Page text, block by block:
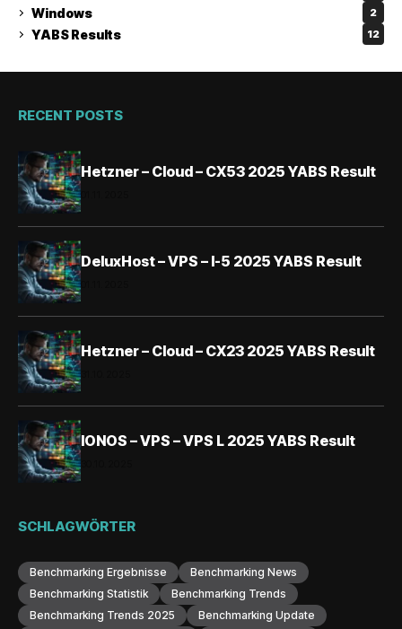
Windows 2
YABS Results 12
RECENT POSTS
Hetzner – Cloud – CX53 2025 YABS Result
DeluxHost – VPS – I-5 2025 YABS Result
Hetzner – Cloud – CX23 2025 YABS Result
IONOS – VPS – VPS L 2025 YABS Result
SCHLAGWÖRTER
Benchmarking Ergebnisse
Benchmarking News
Benchmarking Statistik
Benchmarking Trends
Benchmarking Trends 2025
Benchmarking Update